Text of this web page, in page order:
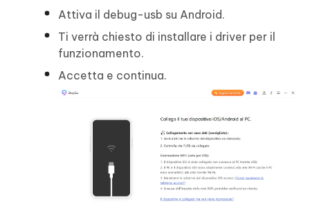
Attiva il debug-usb su Android.
Ti verrà chiesto di installare i driver per il
funzionamento.
Accetta e continua.